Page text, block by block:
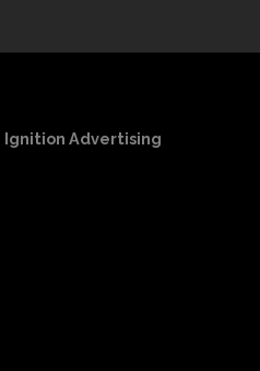
Ignition Advertising